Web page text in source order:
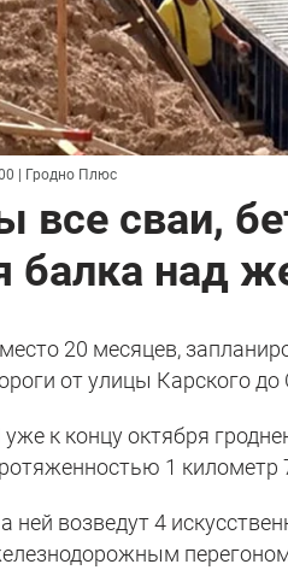
| Гродно Плюс
все сваи,
балка над
20 месяцев,
от улицы Карского до
уже к концу октября
1 километр
ней возведут 4
перегоном